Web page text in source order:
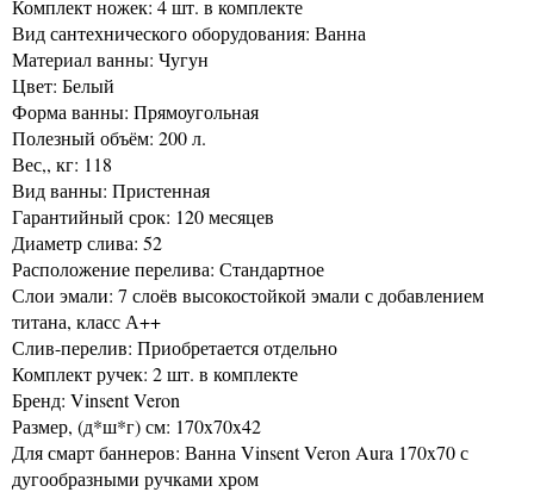
Комплект ножек: 4 шт. в комплекте
Вид сантехнического оборудования: Ванна
Материал ванны: Чугун
Цвет: Белый
Форма ванны: Прямоугольная
Полезный объём: 200 л.
Вес,, кг: 118
Вид ванны: Пристенная
Гарантийный срок: 120 месяцев
Диаметр слива: 52
Расположение перелива: Стандартное
Слои эмали: 7 слоёв высокостойкой эмали с добавлением
титана, класс А++
Слив-перелив: Приобретается отдельно
Комплект ручек: 2 шт. в комплекте
Бренд: Vinsent Veron
Размер, (д*ш*г) см: 170x70x42
Для смарт баннеров: Ванна Vinsent Veron Aura 170x70 с
дугообразными ручками хром